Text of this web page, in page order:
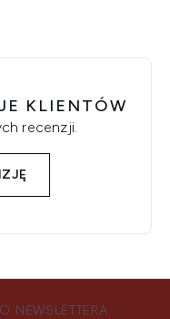
KLIENTÓW
recenzji.
NEWSLETTERA